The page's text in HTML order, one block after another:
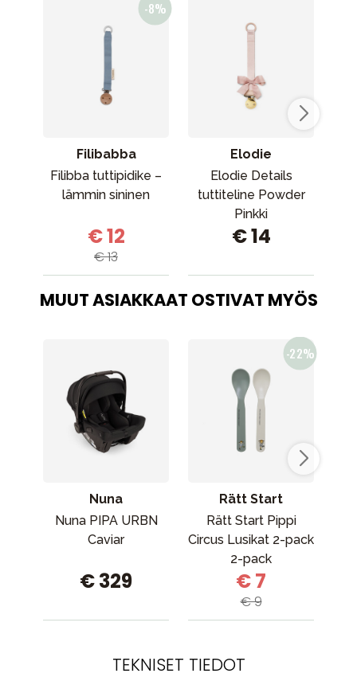
Filibabba
Filibba tuttipidike –
lämmin sininen
€ 12
€ 13
Elodie
Elodie Details
tuttiteline Powder
Pinkki
€ 14
MUUT ASIAKKAAT OSTIVAT MYÖS
Nuna
Nuna PIPA URBN
Caviar
€ 329
Rätt Start
Rätt Start Pippi
Circus Lusikat 2-pack
2-pack
€ 7
€ 9
TEKNISET TIEDOT